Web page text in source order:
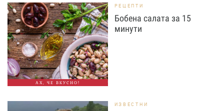
АХ, ЧЕ ВКУСНО!
РЕЦЕПТИ
Бобена салата за 15
минути
ИЗВЕСТНИ